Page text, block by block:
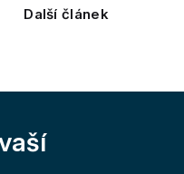
Další článek